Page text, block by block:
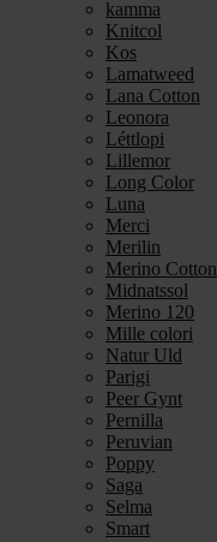
kamma
Knitcol
Kos
Lamatweed
Lana Cotton
Leonora
Léttlopi
Lillemor
Long Color
Luna
Merci
Merilin
Merino Cotton
Midnatssol
Merino 120
Mille colori
Natur Uld
Parigi
Peer Gynt
Pernilla
Peruvian
Poppy
Saga
Selma
Smart